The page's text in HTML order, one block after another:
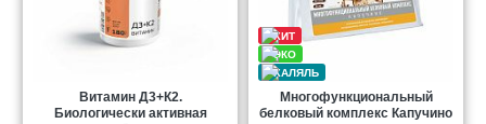
Витамин Д3+К2.
Биологически активная
Многофункциональный
белковый комплекс Капучино